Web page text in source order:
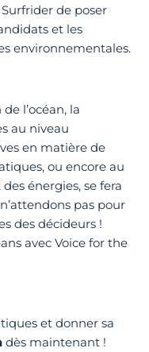
de poser
et les
environnementales.
l’océan, la
au niveau
en matière de
ou encore au
énergies, se fera
pas pour
des décideurs !
avec Voice for the
et donner sa
dès maintenant !